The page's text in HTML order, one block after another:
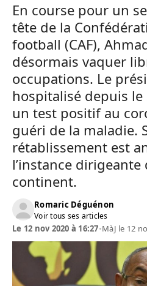
En course pour un
tête de la
football (CAF),
désormais vaquer
occupations. Le
hospitalisé depuis
un test positif au
guéri de la maladie.
rétablissement est
l’instance
continent.
Romaric Déguénon
Voir tous ses articles
Le 12 nov 2020 à 16:27•MàJ le 12